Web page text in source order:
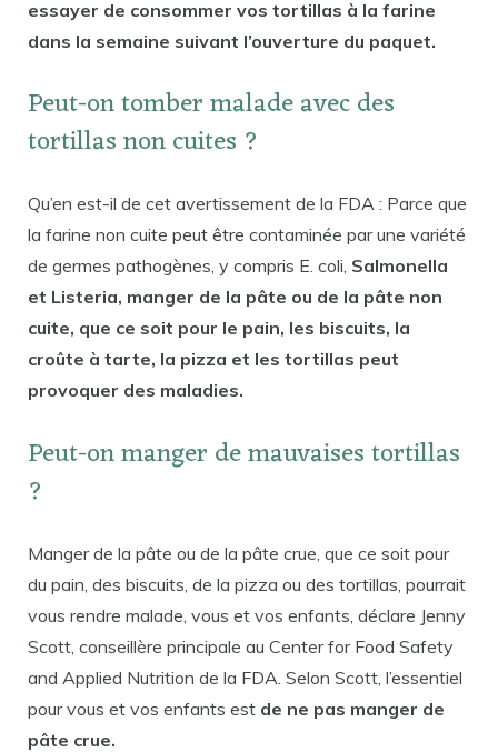
essayer de consommer vos tortillas à la farine
dans la semaine suivant l’ouverture du paquet.
Peut-on tomber malade avec des
tortillas non cuites ?
Qu’en est-il de cet avertissement de la FDA : Parce que
la farine non cuite peut être contaminée par une variété
de germes pathogènes, y compris E. coli, Salmonella
et Listeria, manger de la pâte ou de la pâte non
cuite, que ce soit pour le pain, les biscuits, la
croûte à tarte, la pizza et les tortillas peut
provoquer des maladies.
Peut-on manger de mauvaises tortillas
?
Manger de la pâte ou de la pâte crue, que ce soit pour
du pain, des biscuits, de la pizza ou des tortillas, pourrait
vous rendre malade, vous et vos enfants, déclare Jenny
Scott, conseillère principale au Center for Food Safety
and Applied Nutrition de la FDA. Selon Scott, l’essentiel
pour vous et vos enfants est de ne pas manger de
pâte crue.